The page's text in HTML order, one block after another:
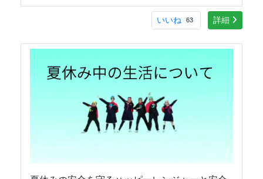
いいね 63 詳細